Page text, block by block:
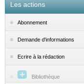
Les actions
Abonnement
Demande d'informations
Ecrire à la rédaction
Bibliothèque